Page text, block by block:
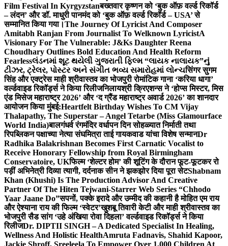
Film Festival In Kyrgyzstanबख्तवार कृष्णन को ‘बुक ऑफ़ वर्ल्ड रिकॉर्ड
– लंदन’ और डॉ. माधुरी पानमंद को ‘बुक ऑफ़ वर्ल्ड रिकॉर्ड – USA’ से
सम्मानित किया गया।The Journey Of Lyricist And Composer
Amitabh Ranjan From Journalist To Welknown LyricistA
Visionary For The Vulnerable: J&Ks Daughter Reena
Choudhary Outlines Bold Education And Health Reform
Fearlessલંડનમાં શૂટ થયેલી ગુજરાતી ફિલ્મ “લાયક નાલાયક”નું
ટીઝર, ટ્રેલર, પોસ્ટર અને સંગીત ભવ્ય સમારોહમાં લોન્ચसिंगर सुगम
सिंह और एक्ट्रेस माही श्रीवास्तव का भोजपुरी रोमांटिक गाना ‘करिया धागा’
वर्ल्डवाइड रिकॉर्ड्स ने किया रिलीजनिलायश्री क्रिएशन्स ने ‘होप्स मिस्टर, मिस
एंड मिसेज महाराष्ट्र 2026’ और ‘द ग्रैंड महाराष्ट्र अवार्ड 2026’ का शानदार
आयोजन किया मुंबई:Heartfelt Birthday Wishes To CM Vijay
Thalapathy, The Superstar – Angel Tetarbe (Miss Glamourface
World India)बालगंधर्व रंगमंदिर वर्धापन दिन सोहळ्यात निर्माती तथा
रिपब्लिकन पक्षाच्या नेत्या संघमित्रा ताई गायकवाड यांचा विशेष सन्मानDr
Radhika Balakrishnan Becomes First Carnatic Vocalist to
Receive Honorary Fellowship from Royal Birmingham
Conservatoire, UKफिल्म ‘शेल्टर होम’ की शूटिंग के दौरान फूट-फूटकर रो
पड़ीं अभिनेत्री दिव्या त्यागी, दर्दनाक सीन ने झकझोर दिया पूरा सेटShabnam
Khan (Khushi) Is The Production Advisor And Creative
Partner Of The Hiten Tejwani-Starrer Web Series “Chhodo
Yaar Jaane Do”सपनों, पक्के इरादे और उम्मीद की कहानी है मोहित एम राय
और ऐश्याना राय की फिल्म ‘स्वेटर’खुशबू तिवारी केटी और माही श्रीवास्तव का
भोजपुरी सैड सांग ‘उहे अंखिया रोवा दिहला’ वर्ल्डवाइड रिकॉर्ड्स ने किया
रिलीजDr. DIPTII SINGH – A Dedicated Specialist In Healing,
Wellness And Holistic HealthAmruta Fadnavis, Shahid Kapoor,
Jackie Shroff, Sreeleela To Empower Over 1,000 Children At